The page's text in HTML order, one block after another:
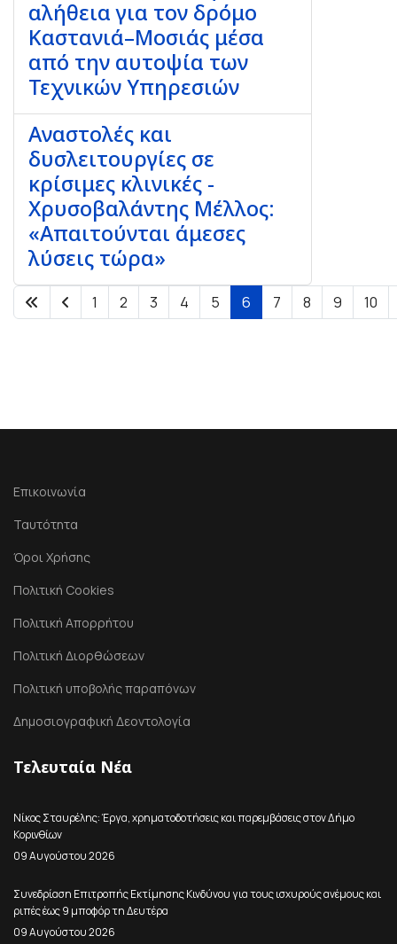
αλήθεια για τον δρόμο
Καστανιά–Μοσιάς μέσα
από την αυτοψία των
Τεχνικών Υπηρεσιών
Αναστολές και
δυσλειτουργίες σε
κρίσιμες κλινικές -
Χρυσοβαλάντης Μέλλος:
«Απαιτούνται άμεσες
λύσεις τώρα»
Σελίδα 6 από 36
1 2 3 4 5 6 7 8 9 10
Επικοινωνία
Ταυτότητα
Όροι Χρήσης
Πολιτική Cookies
Πολιτική Απορρήτου
Πολιτική Διορθώσεων
Πολιτική υποβολής παραπόνων
Δημοσιογραφική Δεοντολογία
Τελευταία Νέα
Νίκος Σταυρέλης: Έργα, χρηματοδοτήσεις και παρεμβάσεις στον Δήμο
Κορινθίων
09 Αυγούστου 2026
Συνεδρίαση Επιτροπής Εκτίμησης Κινδύνου για τους ισχυρούς ανέμους και
ριπές έως 9 μποφόρ τη Δευτέρα
09 Αυγούστου 2026